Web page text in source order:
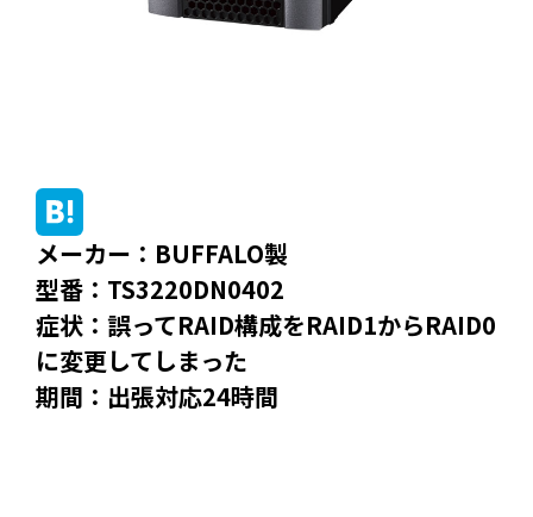
メーカー：BUFFALO製
型番：TS3220DN0402
症状：誤ってRAID構成をRAID1からRAID0
に変更してしまった
期間：出張対応24時間